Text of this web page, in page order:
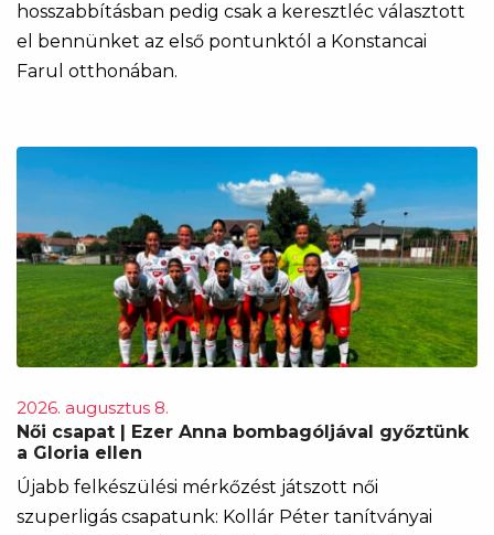
hosszabbításban pedig csak a keresztléc választott
el bennünket az első pontunktól a Konstancai
Farul otthonában.
2026. augusztus 8.
Női csapat | Ezer Anna bombagóljával győztünk
a Gloria ellen
Újabb felkészülési mérkőzést játszott női
szuperligás csapatunk: Kollár Péter tanítványai